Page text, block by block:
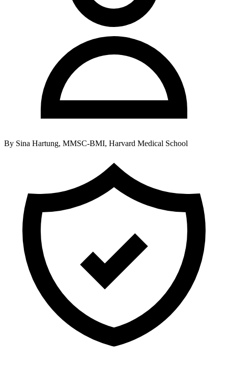
By Sina Hartung, MMSC-BMI, Harvard Medical School